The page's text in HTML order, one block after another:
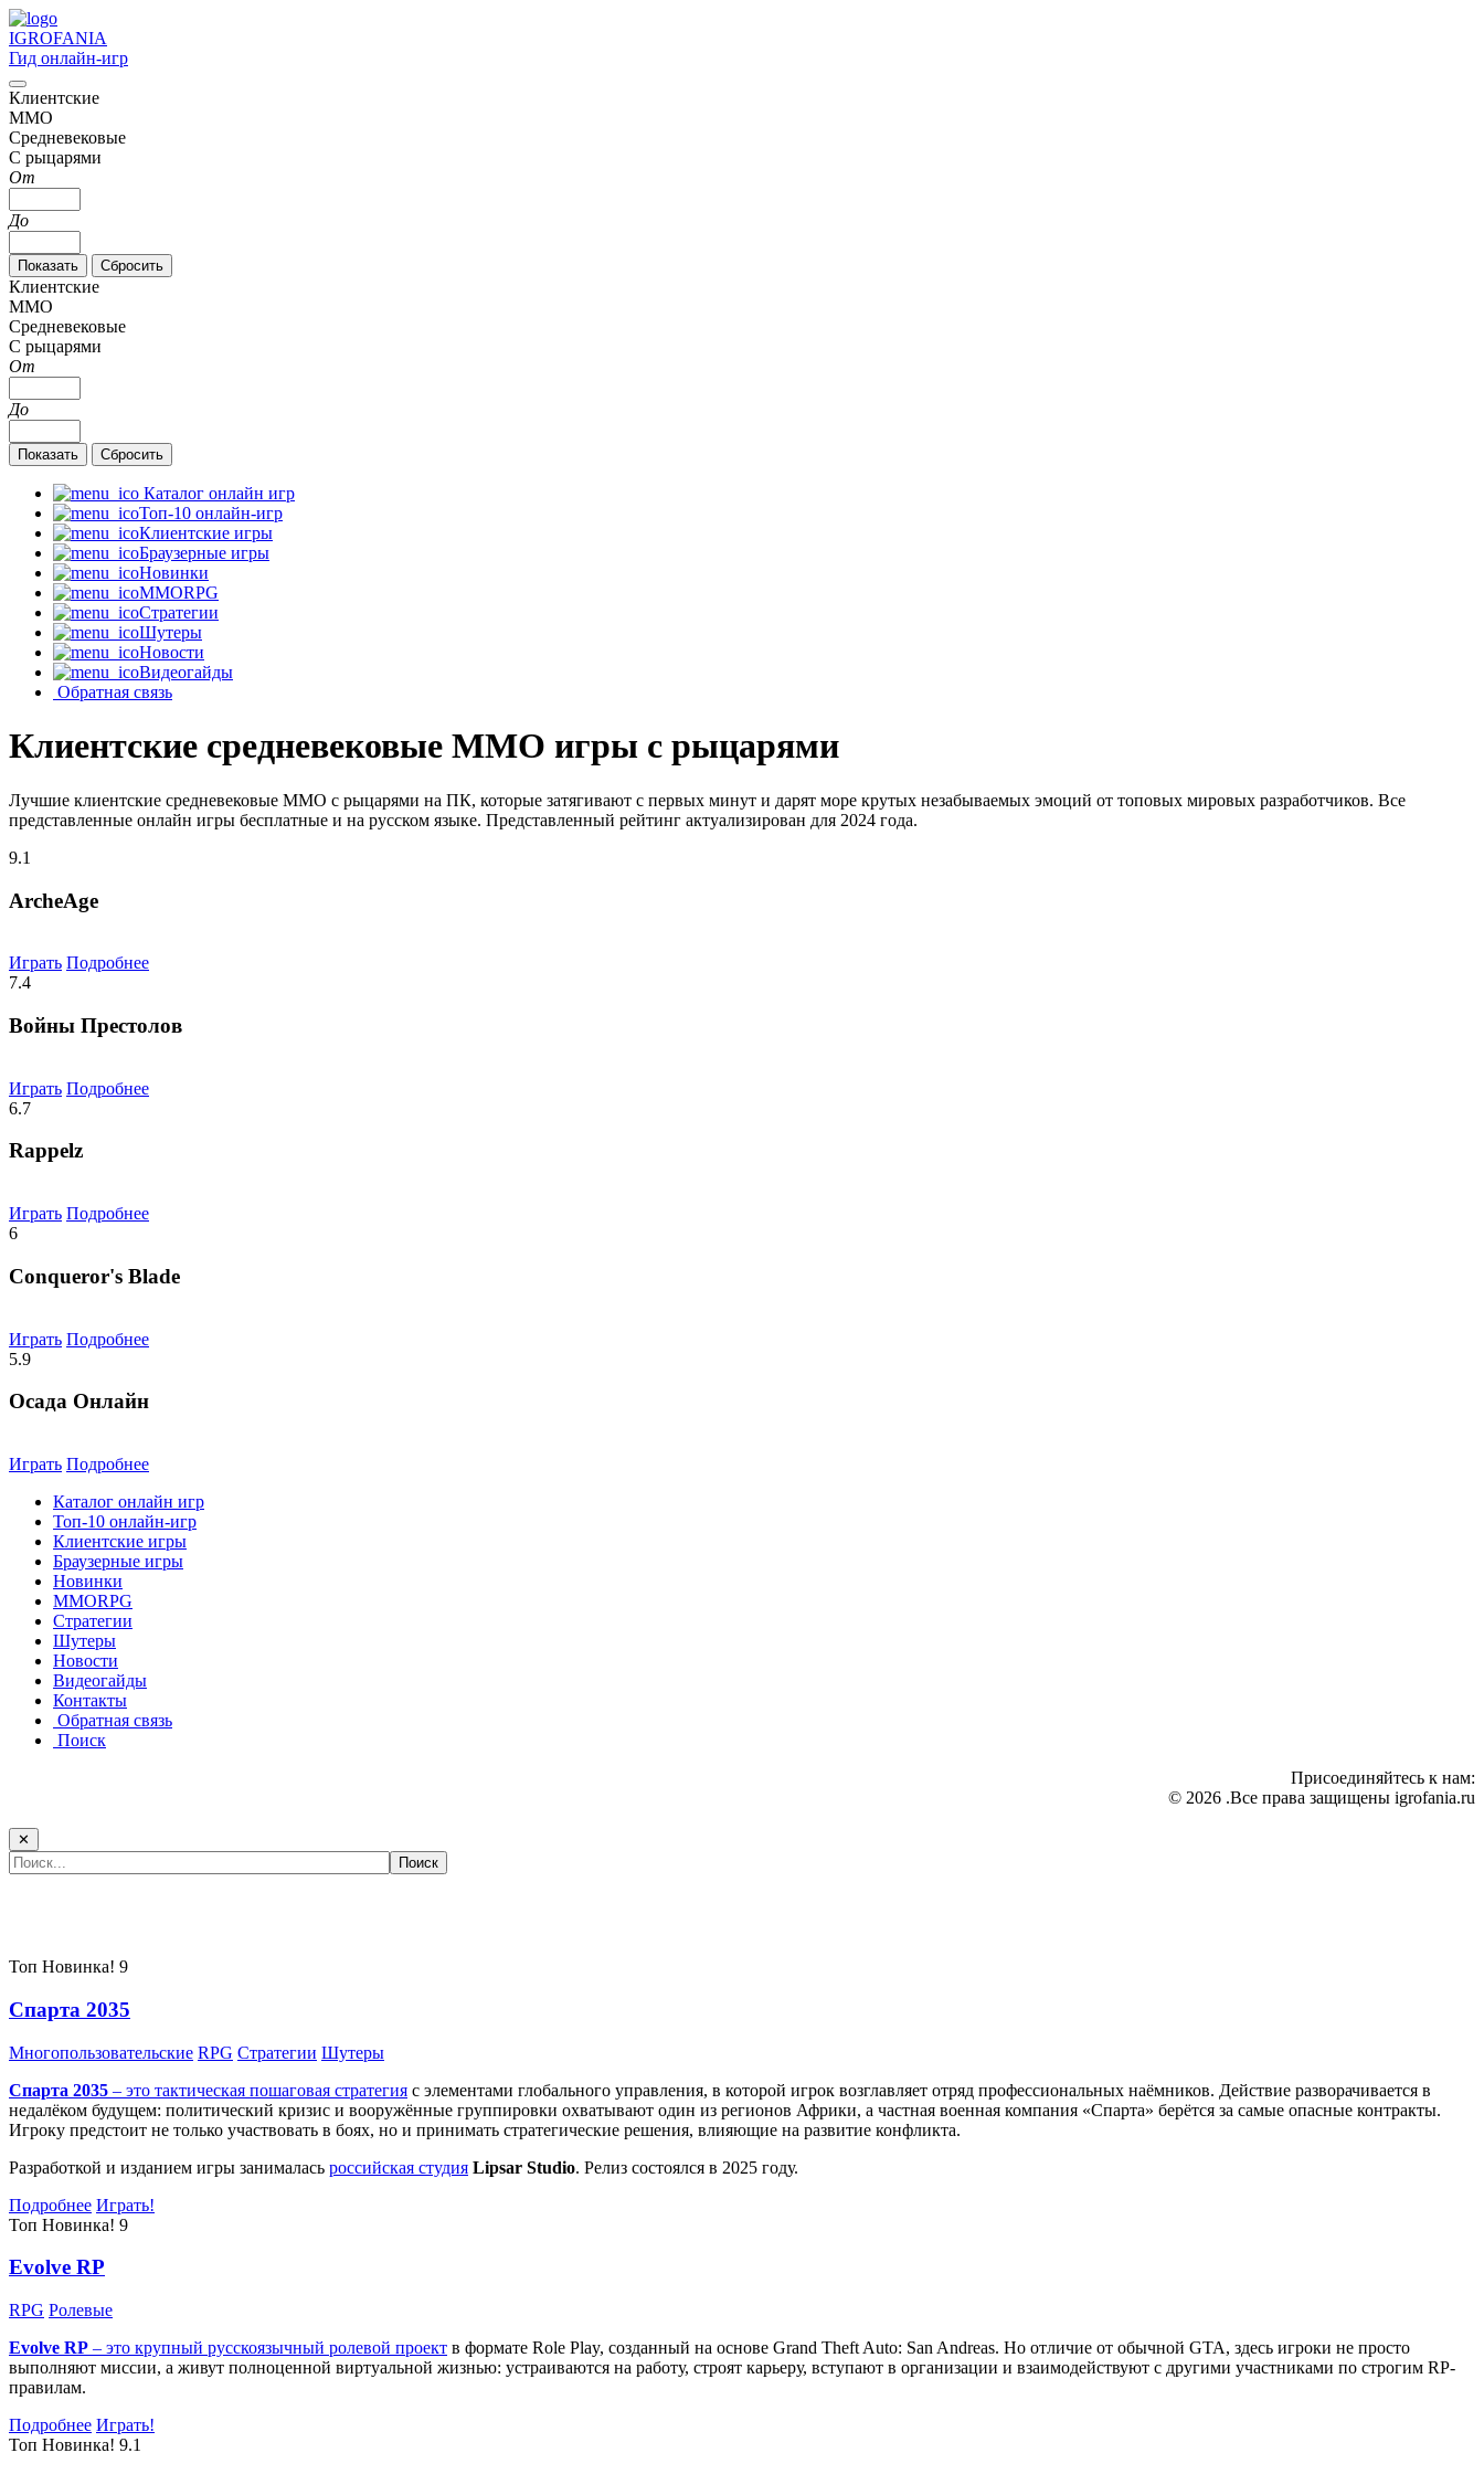
IGROFANIA
Гид онлайн-игр
Клиентские
MMO
Средневековые
С рыцарями
От
До
Клиентские
MMO
Средневековые
С рыцарями
От
До
Каталог онлайн игр
Топ-10 онлайн-игр
Клиентские игры
Браузерные игры
Новинки
MMORPG
Стратегии
Шутеры
Новости
Видеогайды
Обратная связь
Клиентские средневековые MMO игры с рыцарями
Лучшие клиентские средневековые MMO с рыцарями на ПК, которые затягивают с первых минут и дарят море крутых незабываемых эмоций от топовых мировых разработчиков. Все
представленные онлайн игры бесплатные и на русском языке. Представленный рейтинг актуализирован для 2024 года.
9.1
ArcheAge
Играть Подробнее
7.4
Войны Престолов
Играть Подробнее
6.7
Rappelz
Играть Подробнее
6
Conqueror's Blade
Играть Подробнее
5.9
Осада Онлайн
Играть Подробнее
Каталог онлайн игр
Топ-10 онлайн-игр
Клиентские игры
Браузерные игры
Новинки
MMORPG
Стратегии
Шутеры
Новости
Видеогайды
Контакты
Обратная связь
Поиск
Присоединяйтесь к нам:
© 2026 .Все права защищены igrofania.ru
✕
Топ Новинка! 9
Спарта 2035
Многопользовательские RPG Стратегии Шутеры
Спарта 2035 – это тактическая пошаговая стратегия с элементами глобального управления, в которой игрок возглавляет отряд профессиональных наёмников. Действие разворачивается в
недалёком будущем: политический кризис и вооружённые группировки охватывают один из регионов Африки, а частная военная компания «Спарта» берётся за самые опасные контракты.
Игроку предстоит не только участвовать в боях, но и принимать стратегические решения, влияющие на развитие конфликта.
Разработкой и изданием игры занималась российская студия Lipsar Studio. Релиз состоялся в 2025 году.
Подробнее Играть!
Топ Новинка! 9
Evolve RP
RPG Ролевые
Evolve RP – это крупный русскоязычный ролевой проект в формате Role Play, созданный на основе Grand Theft Auto: San Andreas. Но отличие от обычной GTA, здесь игроки не просто
выполняют миссии, а живут полноценной виртуальной жизнью: устраиваются на работу, строят карьеру, вступают в организации и взаимодействуют с другими участниками по строгим RP-
правилам.
Подробнее Играть!
Топ Новинка! 9.1